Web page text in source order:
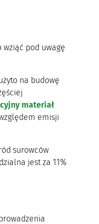
pod uwagę
na budowę
materiał
emisji
surowców
jest za 11%